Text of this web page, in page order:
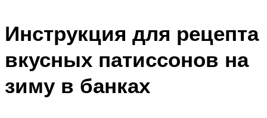
Инструкция для рецепта
вкусных патиссонов на
зиму в банках